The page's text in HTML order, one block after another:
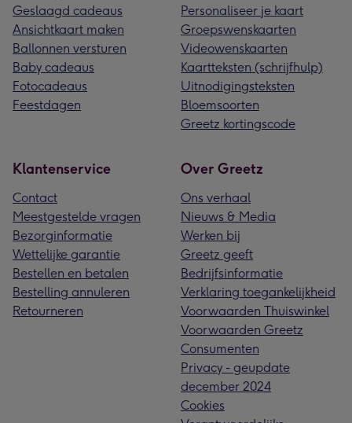
Geslaagd cadeaus
Ansichtkaart maken
Ballonnen versturen
Baby cadeaus
Fotocadeaus
Feestdagen
Personaliseer je kaart
Groepswenskaarten
Videowenskaarten
Kaartteksten (schrijfhulp)
Uitnodigingsteksten
Bloemsoorten
Greetz kortingscode
Klantenservice
Contact
Meestgestelde vragen
Bezorginformatie
Wettelijke garantie
Bestellen en betalen
Bestelling annuleren
Retourneren
Over Greetz
Ons verhaal
Nieuws & Media
Werken bij
Greetz geeft
Bedrijfsinformatie
Verklaring toegankelijkheid
Voorwaarden Thuiswinkel
Voorwaarden Greetz
Consumenten
Privacy - geupdate
december 2024
Cookies